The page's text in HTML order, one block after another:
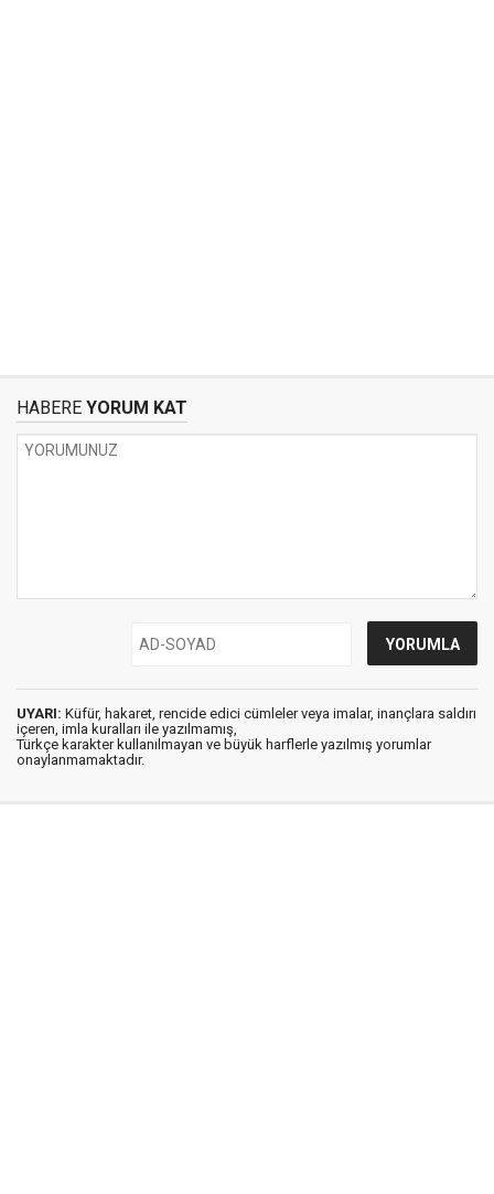
HABERE YORUM KAT
UYARI: Küfür, hakaret, rencide edici cümleler veya imalar, inançlara saldırı
içeren, imla kuralları ile yazılmamış,
Türkçe karakter kullanılmayan ve büyük harflerle yazılmış yorumlar
onaylanmamaktadır.